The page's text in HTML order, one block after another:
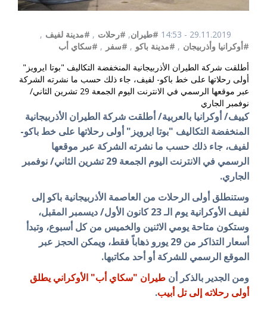
29.11.2019 - 14:53 #طيران, #رحلات , #مدينة لفيف ,
#أوكرانيا وأذربيجان , #مدينة باكو , #سفر , #سكاي أب
أطلقت شركة الطيران الأذربيجانية المنخفضة التكاليف "بوتا ايرويز"
أولى رحلاتها على خط باكو- لفيف، جاء ذلك حسب ما نشرته الشركة
عبر موقعها الرسمي في الانترنت اليوم الجمعة 29 تشرين الثاني/
نوفمبر الجاري
كييف/ أوكرانيا بالعربية/ أطلقت شركة الطيران الأذربيجانية
المنخفضة التكاليف "بوتا ايرويز" أولى رحلاتها على خط باكو-
لفيف، جاء ذلك حسب ما نشرته الشركة عبر موقعها
الرسمي في الانترنت اليوم الجمعة 29 تشرين الثاني/ نوفمبر
الجاري.
وستنطلق أولى الرحلات من العاصمة الأذربيجانية باكو إلى
لفيف الأوكرانية يوم الـ 23 كانون الأول/ ديسمبر المقبل،
وستكون متاحة يومي الاثنين والخميس من كل أسبوع، وتبدأ
أسعار التذاكر من 29 يورو ذهاباً فقط، ويمكن الحجز عبر
الموقع الرسمي للشركة أو أحد مكاتبها.
ومن الجدير بالذكر أن طيران "سكاي أب" الأوكراني يطلق
أولى رحلاته إلى تل أبيب.